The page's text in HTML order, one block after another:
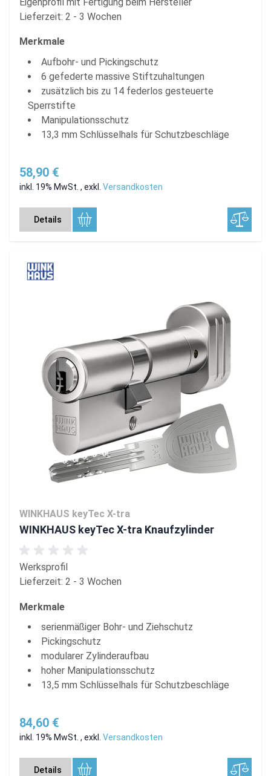
Lieferzeit: 2 - 3 Wochen
Merkmale
Aufbohr- und Pickingschutz
6 gefederte massive Stiftzuhaltungen
zusätzlich bis zu 14 federlos gesteuerte
Sperrstifte
Manipulationsschutz
13,3 mm Schlüsselhals für Schutzbeschläge
58,90 €
inkl. 19% MwSt. , exkl. Versandkosten
Details
WINKHAUS keyTec X-tra
WINKHAUS keyTec X-tra Knaufzylinder
Werksprofil
Lieferzeit: 2 - 3 Wochen
Merkmale
serienmäßiger Bohr- und Ziehschutz
Pickingschutz
modularer Zylinderaufbau
hoher Manipulationsschutz
13,5 mm Schlüsselhals für Schutzbeschläge
84,60 €
inkl. 19% MwSt. , exkl. Versandkosten
Details